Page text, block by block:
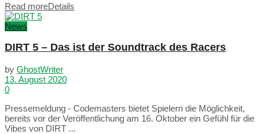
Read moreDetails
News
DIRT 5 – Das ist der Soundtrack des Racers
by GhostWriter
13. August 2020
0
Pressemeldung - Codemasters bietet Spielern die Möglichkeit,
bereits vor der Veröffentlichung am 16. Oktober ein Gefühl für die
Vibes von DIRT ...